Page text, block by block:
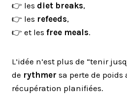
👉 les diet breaks,
👉 les refeeds,
👉 et les free meals.
L’idée n’est plus de “tenir
de rythmer sa perte de poids
récupération planifiées.